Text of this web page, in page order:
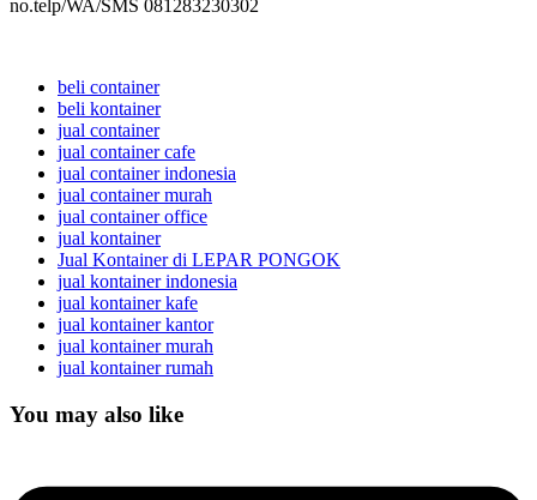
no.telp/WA/SMS 081283230302
beli container
beli kontainer
jual container
jual container cafe
jual container indonesia
jual container murah
jual container office
jual kontainer
Jual Kontainer di LEPAR PONGOK
jual kontainer indonesia
jual kontainer kafe
jual kontainer kantor
jual kontainer murah
jual kontainer rumah
You may also like